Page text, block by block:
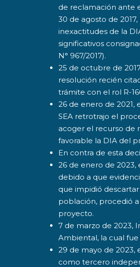
de reclamación ante
30 de agosto de
inexactitudes de la
significativos
N° 967/2017).
25 de octubre de
resolución recién
trámite con el rol R-
26 de enero de
SEA retrotrajo el
acoger el recurso de
favorable la DIA del
En contra de esta
26 de enero de 2023,
debido a que
que impidió
población, procedió
proyecto.
7 de marzo de 2023,
Ambiental, la cual
29 de mayo de 2023,
como tercero